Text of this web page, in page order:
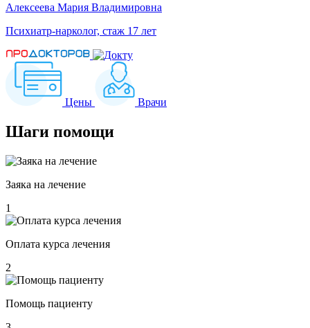
Алексеева Мария Владимировна
Психиатр-нарколог, стаж 17 лет
Цены Врачи
Шаги помощи
Заяка на лечение
1
Оплата курса лечения
2
Помощь пациенту